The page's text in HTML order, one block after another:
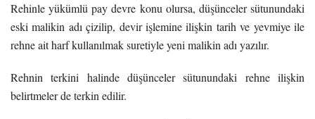
Rehinle yükümlü pay devre konu olursa, düşünceler sütunundaki
eski malikin adı çizilip, devir işlemine ilişkin tarih ve yevmiye ile
rehne ait harf kullanılmak suretiyle yeni malikin adı yazılır.
Rehnin terkini halinde düşünceler sütunundaki rehne ilişkin
belirtmeler de terkin edilir.